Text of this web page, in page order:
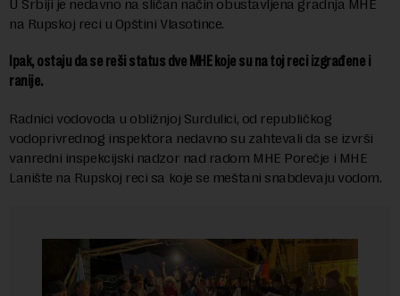
U Srbiji je nedavno na sličan način obustavljena gradnja MHE
na Rupskoj reci u Opštini Vlasotince.
Ipak, ostaju da se reši status dve MHE koje su na toj reci izgrađene i
ranije.
Radnici vodovoda u obližnjoj Surdulici, od republičkog
vodoprivrednog inspektora nedavno su zahtevali da se izvrši
vanredni inspekcijski nadzor nad radom MHE Porečje i MHE
Lanište na Rupskoj reci sa koje se meštani snabdevaju vodom.